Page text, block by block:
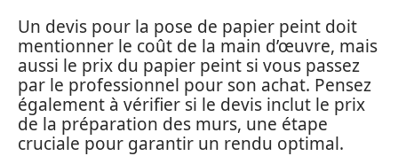
Un devis pour la pose de papier peint doit
mentionner le coût de la main d’œuvre, mais
aussi le prix du papier peint si vous passez
par le professionnel pour son achat. Pensez
également à vérifier si le devis inclut le prix
de la préparation des murs, une étape
cruciale pour garantir un rendu optimal.